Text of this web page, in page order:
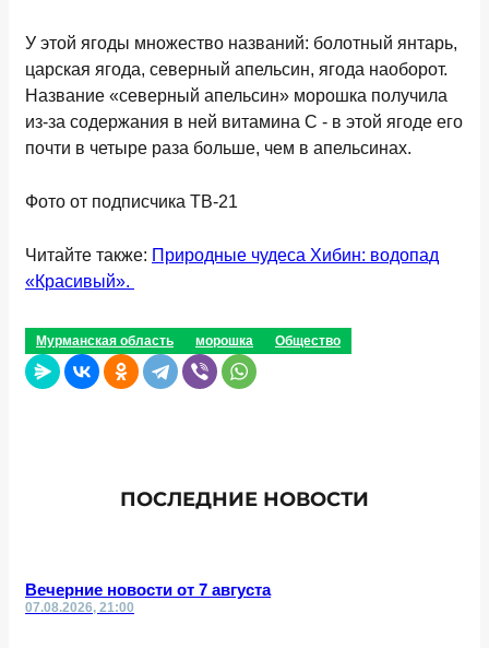
У этой ягоды множество названий: болотный янтарь,
царская ягода, северный апельсин, ягода наоборот.
Название «северный апельсин» морошка получила
из-за содержания в ней витамина С - в этой ягоде его
почти в четыре раза больше, чем в апельсинах.
Фото от подписчика ТВ-21
Читайте также: Природные чудеса Хибин: водопад
«Красивый».
Мурманская область морошка Общество
ПОСЛЕДНИЕ НОВОСТИ
Вечерние новости от 7 августа
07.08.2026, 21:00